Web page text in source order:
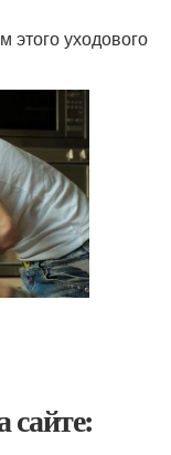
этого уходового
сайте: